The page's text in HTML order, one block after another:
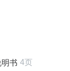
书 4页